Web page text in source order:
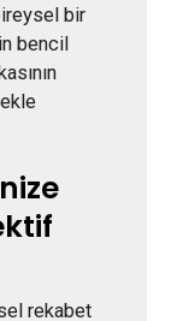
bir
bencil
rekabet